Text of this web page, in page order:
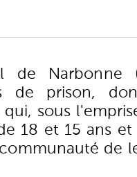
de Narbonne
de prison,
sous
18 et 15 ans
de